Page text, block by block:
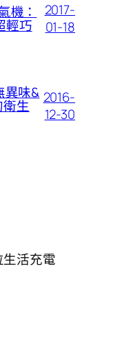
機：
輕巧
2017-
01-18
異味&
生
2016-
12-30
活充電